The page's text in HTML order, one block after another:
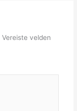
Vereiste velden